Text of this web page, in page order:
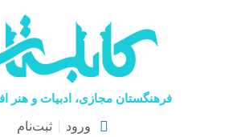
فرهنگستان مجازی، ادبیات و هنر
ورود ثبت‌نام